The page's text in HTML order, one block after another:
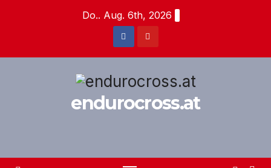
Do.. Aug. 6th, 2026
endurocross.at